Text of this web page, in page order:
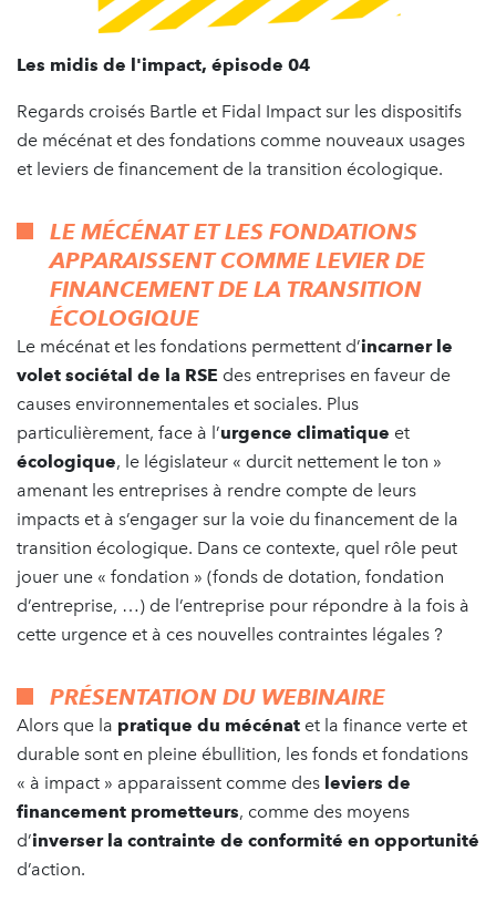
Les midis de l'impact, épisode 04
Regards croisés Bartle et Fidal Impact sur les dispositifs
de mécénat et des fondations comme nouveaux usages
et leviers de financement de la transition écologique.
LE MÉCÉNAT ET LES FONDATIONS
APPARAISSENT COMME LEVIER DE
FINANCEMENT DE LA TRANSITION
ÉCOLOGIQUE
Le mécénat et les fondations permettent d’incarner le
volet sociétal de la RSE des entreprises en faveur de
causes environnementales et sociales. Plus
particulièrement, face à l’urgence climatique et
écologique, le législateur « durcit nettement le ton »
amenant les entreprises à rendre compte de leurs
impacts et à s’engager sur la voie du financement de la
transition écologique. Dans ce contexte, quel rôle peut
jouer une « fondation » (fonds de dotation, fondation
d’entreprise, …) de l’entreprise pour répondre à la fois à
cette urgence et à ces nouvelles contraintes légales ?
PRÉSENTATION DU WEBINAIRE
Alors que la pratique du mécénat et la finance verte et
durable sont en pleine ébullition, les fonds et fondations
« à impact » apparaissent comme des leviers de
financement prometteurs, comme des moyens
d’inverser la contrainte de conformité en opportunité
d’action.